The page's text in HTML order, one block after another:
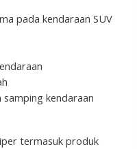
pada kendaraan SUV
kendaraan
termasuk produk